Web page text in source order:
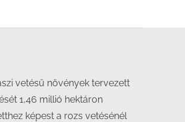
vetésű növények tervezett
1,46 millió hektáron
képest a rozs vetésénél